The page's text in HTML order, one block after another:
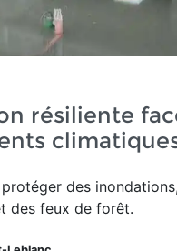
résiliente
des
des feux de forêt.